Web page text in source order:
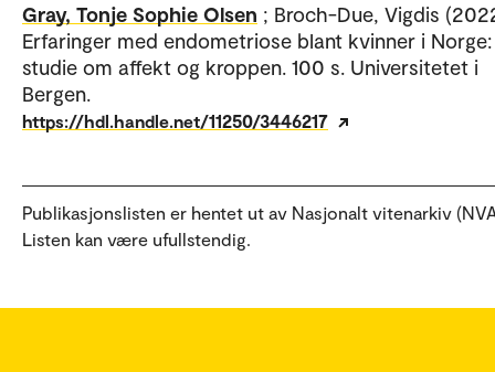
Gray, Tonje Sophie Olsen ; Broch-Due, Vigdis
Erfaringer med endometriose blant kvinner i Norge:
studie om affekt og kroppen. 100 s. Universitetet i
Bergen.
https://hdl.handle.net/11250/3446217
Publikasjonslisten er hentet ut av Nasjonalt vitenarkiv
Listen kan være ufullstendig.